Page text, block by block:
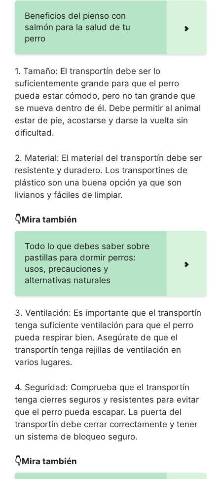
Beneficios del pienso con
salmón para la salud de tu
perro
1. Tamaño: El transportín debe ser lo
suficientemente grande para que el perro
pueda estar cómodo, pero no tan grande que
se mueva dentro de él. Debe permitir al animal
estar de pie, acostarse y darse la vuelta sin
dificultad.
2. Material: El material del transportín debe ser
resistente y duradero. Los transportines de
plástico son una buena opción ya que son
livianos y fáciles de limpiar.
👇Mira también
Todo lo que debes saber sobre
pastillas para dormir perros:
usos, precauciones y
alternativas naturales
3. Ventilación: Es importante que el transportín
tenga suficiente ventilación para que el perro
pueda respirar bien. Asegúrate de que el
transportín tenga rejillas de ventilación en
varios lugares.
4. Seguridad: Comprueba que el transportín
tenga cierres seguros y resistentes para evitar
que el perro pueda escapar. La puerta del
transportín debe cerrar correctamente y tener
un sistema de bloqueo seguro.
👇Mira también